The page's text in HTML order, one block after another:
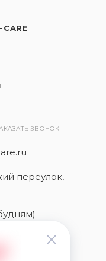
ЗВОНОК
переулок,